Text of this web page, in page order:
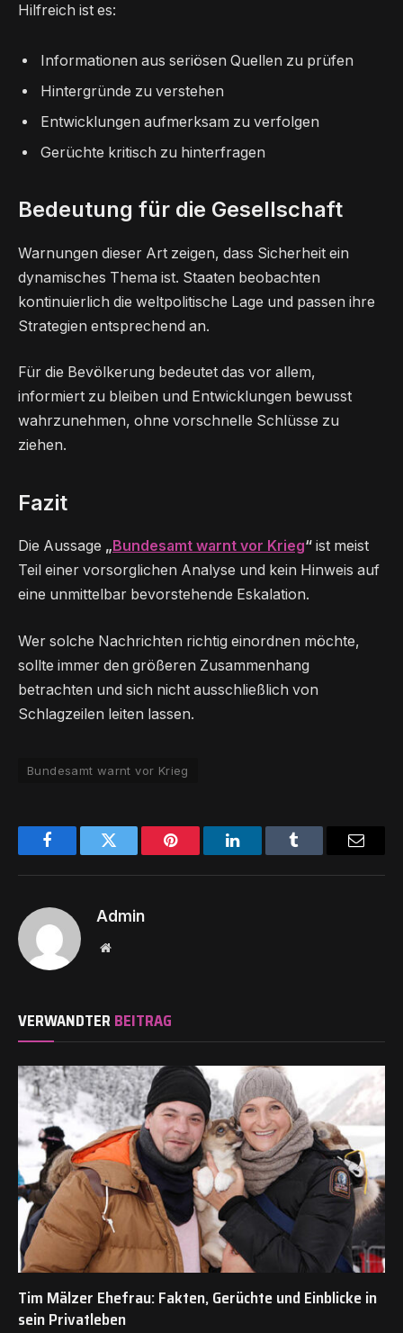
Hilfreich ist es:
Informationen aus seriösen Quellen zu prüfen
Hintergründe zu verstehen
Entwicklungen aufmerksam zu verfolgen
Gerüchte kritisch zu hinterfragen
Bedeutung für die Gesellschaft
Warnungen dieser Art zeigen, dass Sicherheit ein
dynamisches Thema ist. Staaten beobachten
kontinuierlich die weltpolitische Lage und passen ihre
Strategien entsprechend an.
Für die Bevölkerung bedeutet das vor allem,
informiert zu bleiben und Entwicklungen bewusst
wahrzunehmen, ohne vorschnelle Schlüsse zu
ziehen.
Fazit
Die Aussage „ Bundesamt warnt vor Krieg“ ist meist
Teil einer vorsorglichen Analyse und kein Hinweis auf
eine unmittelbar bevorstehende Eskalation.
Wer solche Nachrichten richtig einordnen möchte,
sollte immer den größeren Zusammenhang
betrachten und sich nicht ausschließlich von
Schlagzeilen leiten lassen.
Bundesamt warnt vor Krieg
FacebookTwitter Pinterest LinkedInTumblr
Admin
Website
VERWANDTER BEITRAG
Tim Mälzer Ehefrau: Fakten, Gerüchte und Einblicke in
sein Privatleben